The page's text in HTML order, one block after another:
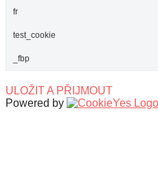
fr
test_cookie
_fbp
ULOŽIT A PŘIJMOUT
Powered by